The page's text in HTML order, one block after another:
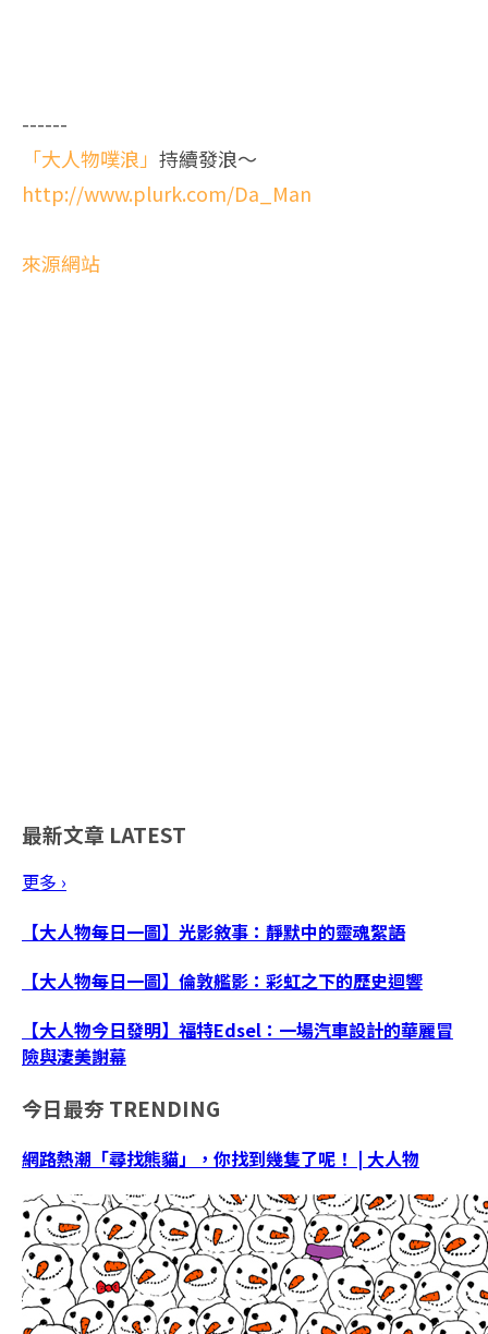
------
「大人物噗浪」 持續發浪～
http://www.plurk.com/Da_Man
來源網站
最新文章 LATEST
更多 ›
【大人物每日一圖】光影敘事：靜默中的靈魂絮語
【大人物每日一圖】倫敦艦影：彩虹之下的歷史迴響
【大人物今日發明】福特Edsel：一場汽車設計的華麗冒
險與淒美謝幕
今日最夯 TRENDING
網路熱潮「尋找熊貓」，你找到幾隻了呢！ | 大人物